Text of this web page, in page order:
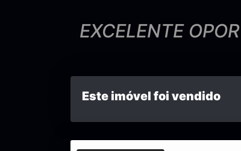
EXCELENTE
Este imóvel foi vendido